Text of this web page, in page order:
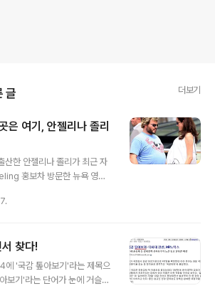
글 더보기
은 여기, 안젤리나 졸리
산한 안젤리나 졸리가 최근 자
홍보차 방문한 뉴욕 영화
많이 보였다고 한다. 자세히
의 아이는 입양했고, 브래드
은 딸과 최근 쌍둥이를 나아
아래 사진은 두 쌍둥이를 임신
찾다!
'국감 톺아보기'라는 제목으
보기'라는 단어가 눈에 거슬렸